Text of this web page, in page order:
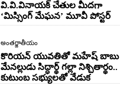
వి.వి.వినాయక్ చేతుల మీదగా
‘మిస్సింగ్ మేఘన’ మూవీ పోస్టర్
అంతర్జాతీయం
కొరియన్ యువతితో మహేష్ బాబు
మేనల్లుడు సిద్ధార్థ్ గల్లా నిశ్చితార్థం..
కుటుంబ సభ్యులతో వేడుక